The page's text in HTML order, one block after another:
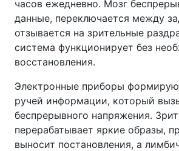
часов ежедневно. Мозг
данные, переключается между
отзывается на зрительные
система функционирует без
восстановления.
Электронные приборы
ручей информации, который
беспрерывного напряжения.
перерабатывает яркие образы,
выносит постановления, а